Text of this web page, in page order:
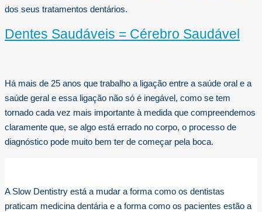
dos seus tratamentos dentários.
Dentes Saudáveis = Cérebro Saudável
Há mais de 25 anos que trabalho a ligação entre a saúde oral e a
saúde geral e essa ligação não só é inegável, como se tem
tornado cada vez mais importante à medida que compreendemos
claramente que, se algo está errado no corpo, o processo de
diagnóstico pode muito bem ter de começar pela boca.
A Slow Dentistry está a mudar a forma como os dentistas
praticam medicina dentária e a forma como os pacientes estão a